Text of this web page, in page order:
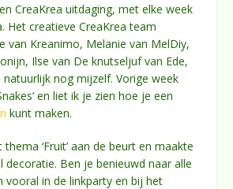
CreaKrea uitdaging, met elke week
Het creatieve CreaKrea team
van Kreanimo, Melanie van MelDiy,
Ilse van De knutseljuf van Ede,
natuurlijk nog mijzelf. Vorige week
en liet ik je zien hoe je een
kunt maken.
‘Fruit’ aan de beurt en maakte
decoratie. Ben je benieuwd naar alle
vooral in de linkparty en bij het